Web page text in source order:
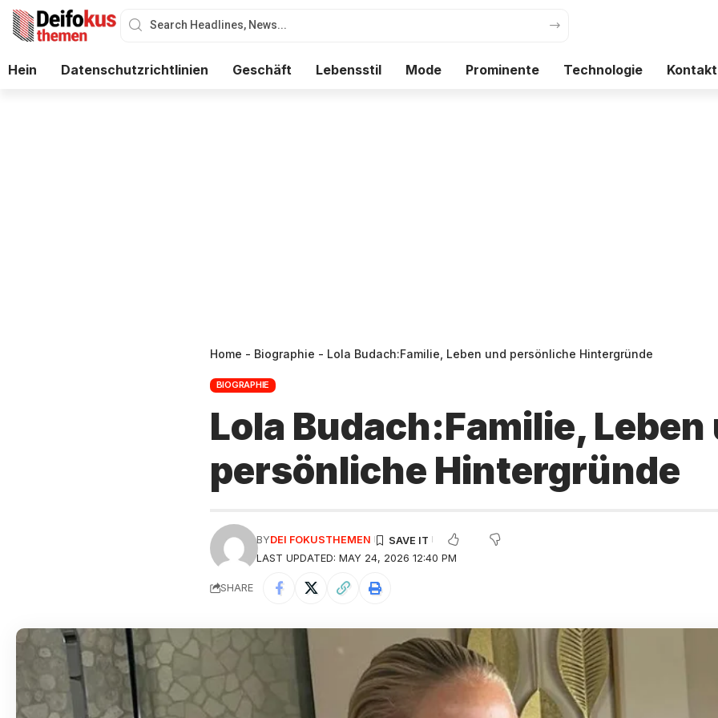
Hein Datenschutzrichtlinien Geschäft Lebensstil Mode Prominente Technologie
Home - Biographie - Lola Budach:Familie, Leben und persönliche Hintergründe
BIOGRAPHIE
Lola Budach:Familie, Leben
persönliche Hintergründe
LAST UPDATED: MAY 24, 2026 12:40 PM
BYDEI FOKUSTHEMEN
SHARE